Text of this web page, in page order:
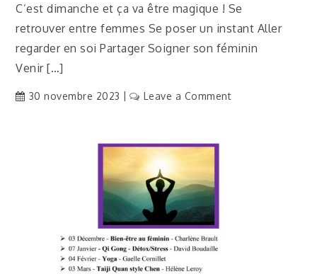
C’est dimanche et ça va être magique ! Se
retrouver entre femmes Se poser un instant Aller
regarder en soi Partager Soigner son féminin
Venir […]
30 novembre 2023 Leave a Commenton